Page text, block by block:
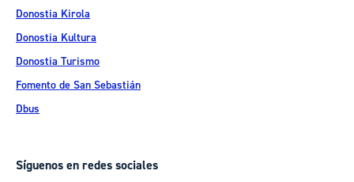
Donostia Kirola
Donostia Kultura
Donostia Turismo
Fomento de San Sebastián
Dbus
Síguenos en redes sociales